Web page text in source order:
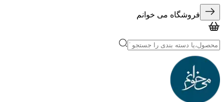
فروشگاه می خوانم